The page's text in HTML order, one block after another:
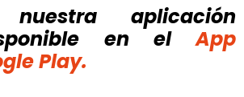
nuestra aplicación
en el
App
Play.